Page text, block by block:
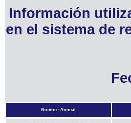
Información
en el sistema de
Nombre Animal